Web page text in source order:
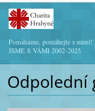
Pomáháme, pomáhejte s
JSME S VÁMI 2002-2025
Odpolední